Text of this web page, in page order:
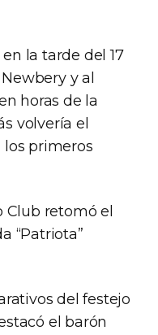
la tarde del 17
y al
horas de la
volvería el
primeros
Club retomó el
“Patriota”
del festejo
el barón